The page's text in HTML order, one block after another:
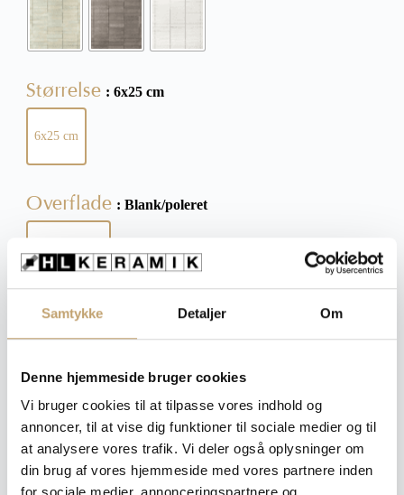
Samtykke Detaljer Om
Denne hjemmeside bruger cookies
Vi bruger cookies til at tilpasse vores indhold og
annoncer, til at vise dig funktioner til sociale medier og til
at analysere vores trafik. Vi deler også oplysninger om
din brug af vores hjemmeside med vores partnere inden
Størrelse : 6x25 cm
6x25 cm
Overflade : Blank/poleret
Tykkelse
Ryd
Pris pr. m²: 570,00 DKK